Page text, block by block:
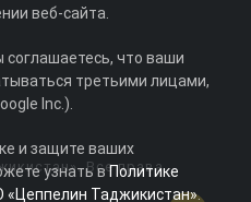
Все права
веб-сайта.
соглашаетесь, что ваши
третьими лицами,
Inc.).
и защите ваших
узнать вПолитике
Таджикистан».